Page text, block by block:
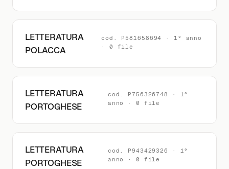
LETTERATURA
POLACCA
cod. P581658694 · 1° anno
· 0 file
LETTERATURA
PORTOGHESE
cod. P756326748 · 1°
anno · 0 file
LETTERATURA
PORTOGHESE
cod. P943429326 · 1°
anno · 0 file